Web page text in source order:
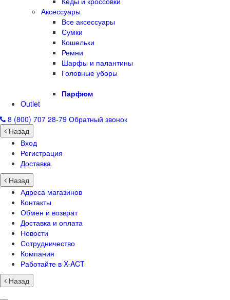
Аксессуары
Все аксессуары
Сумки
Кошельки
Ремни
Шарфы и палантины
Головные уборы
Парфюм
Outlet
8 (800) 707 28-79 Обратный звонок
Назад
Вход
Регистрация
Доставка
Назад
Адреса магазинов
Контакты
Обмен и возврат
Доставка и оплата
Новости
Сотрудничество
Компания
Работайте в X-ACT
Назад